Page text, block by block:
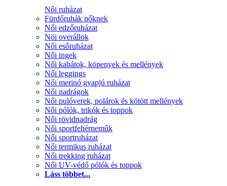
Női ruházat
Fürdőruhák nőknek
Női edzőruházat
Nöi overállok
Női esőruházat
Női ingek
Női kabátok, köpenyek és mellények
Női leggings
Női merinó gyapjú ruházat
Női nadrágok
Női pulóverek, polárok és kötött mellények
Női pólók, trikók és toppok
Női rövidnadrág
Női sportfehérneműk
Női sportruházat
Női termikus ruházat
Női trekking ruházat
Női UV-védő pólók és toppok
Láss többet...